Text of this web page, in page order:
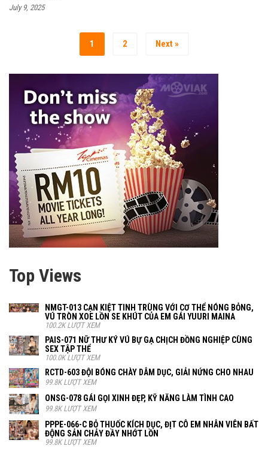
July 9, 2025
1 2 Next »
Top Views
NMGT-013 CẠN KIỆT TINH TRÙNG VỚI CƠ THỂ NÓNG BỎNG,
VÚ TRÒN XOE LỒN SE KHÚT CỦA EM GÁI YUURI MAINA
100.2K LƯỢT XEM
PAIS-071 NỮ THƯ KÝ VÚ BỰ GẠ CHỊCH ĐỒNG NGHIỆP CÙNG
SEX TẬP THỂ
100.0K LƯỢT XEM
RCTD-603 ĐỘI BÓNG CHÀY DÂM DỤC, GIẢI NỨNG CHO NHAU
99.8K LƯỢT XEM
ONSG-078 GÁI GỌI XINH ĐẸP, KỸ NĂNG LÀM TÌNH CAO
99.8K LƯỢT XEM
PPPE-066-C BỎ THUỐC KÍCH DỤC, ĐỊT CÔ EM NHÂN VIÊN BẤT
ĐỘNG SẢN CHẢY ĐẦY NHỚT LỒN
99.8K LƯỢT XEM